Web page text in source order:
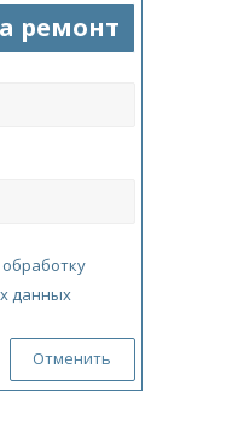
ремонт
обработку
данных
Отменить